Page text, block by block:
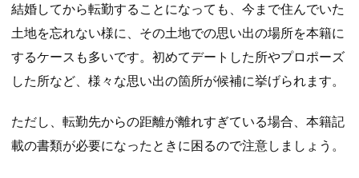
結婚してから転勤することになっても、今まで住んでいた
土地を忘れない様に、その土地での思い出の場所を本籍に
するケースも多いです。初めてデートした所やプロポーズ
した所など、様々な思い出の箇所が候補に挙げられます。
ただし、転勤先からの距離が離れすぎている場合、本籍記
載の書類が必要になったときに困るので注意しましょう。